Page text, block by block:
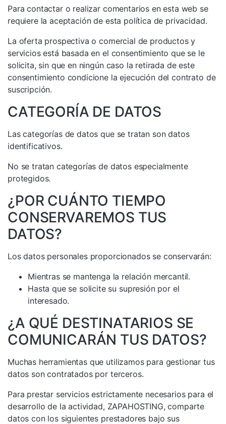
Para contactar o realizar comentarios en esta web se
requiere la aceptación de esta política de privacidad.
La oferta prospectiva o comercial de productos y
servicios está basada en el consentimiento que se le
solicita, sin que en ningún caso la retirada de este
consentimiento condicione la ejecución del contrato de
suscripción.
CATEGORÍA DE DATOS
Las categorías de datos que se tratan son datos
identificativos.
No se tratan categorías de datos especialmente
protegidos.
¿POR CUÁNTO TIEMPO
CONSERVAREMOS TUS
DATOS?
Los datos personales proporcionados se conservarán:
Mientras se mantenga la relación mercantil.
Hasta que se solicite su supresión por el
interesado.
¿A QUÉ DESTINATARIOS SE
COMUNICARÁN TUS DATOS?
Muchas herramientas que utilizamos para gestionar tus
datos son contratados por terceros.
Para prestar servicios estrictamente necesarios para el
desarrollo de la actividad, ZAPAHOSTING, comparte
datos con los siguientes prestadores bajo sus